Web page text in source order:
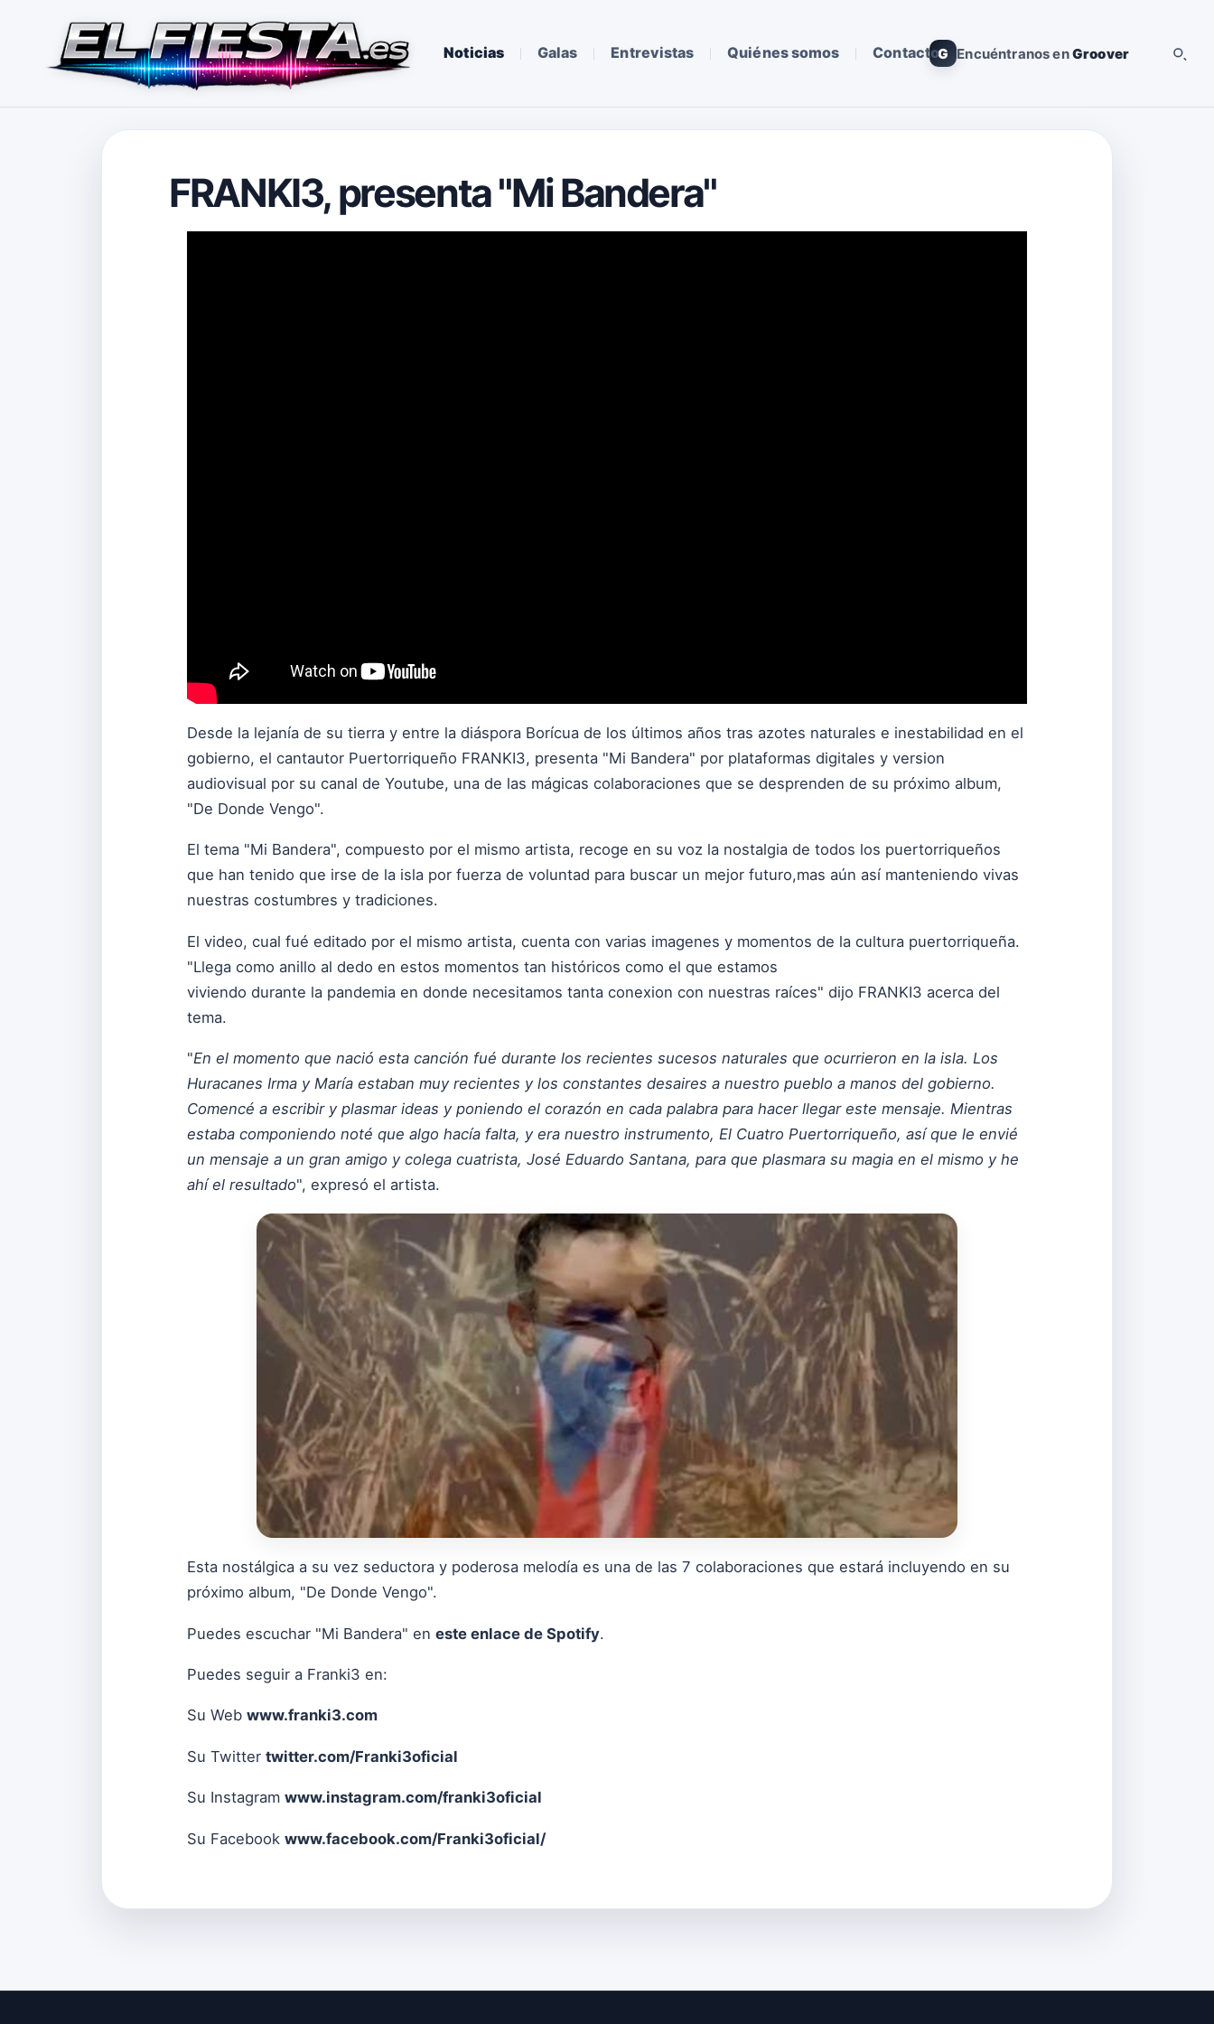
Noticias Galas Entrevistas Quiénes somos ContactoG Encuéntranos enGroover
FRANKI3, presenta "Mi Bandera"
Desde la lejanía de su tierra y entre la diáspora Borícua de los últimos años tras azotes naturales e inestabilidad en el
gobierno, el cantautor Puertorriqueño FRANKI3, presenta "Mi Bandera" por plataformas digitales y version
audiovisual por su canal de Youtube, una de las mágicas colaboraciones que se desprenden de su próximo album,
"De Donde Vengo".
El tema "Mi Bandera", compuesto por el mismo artista, recoge en su voz la nostalgia de todos los puertorriqueños
que han tenido que irse de la isla por fuerza de voluntad para buscar un mejor futuro,mas aún así manteniendo vivas
nuestras costumbres y tradiciones.
El video, cual fué editado por el mismo artista, cuenta con varias imagenes y momentos de la cultura puertorriqueña.
"Llega como anillo al dedo en estos momentos tan históricos como el que estamos
viviendo durante la pandemia en donde necesitamos tanta conexion con nuestras raíces" dijo FRANKI3 acerca del
tema.
"En el momento que nació esta canción fué durante los recientes sucesos naturales que ocurrieron en la isla. Los
Huracanes Irma y María estaban muy recientes y los constantes desaires a nuestro pueblo a manos del gobierno.
Comencé a escribir y plasmar ideas y poniendo el corazón en cada palabra para hacer llegar este mensaje. Mientras
estaba componiendo noté que algo hacía falta, y era nuestro instrumento, El Cuatro Puertorriqueño, así que le envié
un mensaje a un gran amigo y colega cuatrista, José Eduardo Santana, para que plasmara su magia en el mismo y he
ahí el resultado", expresó el artista.
Esta nostálgica a su vez seductora y poderosa melodía es una de las 7 colaboraciones que estará incluyendo en su
próximo album, "De Donde Vengo".
Puedes escuchar "Mi Bandera" en este enlace de Spotify.
Puedes seguir a Franki3 en:
Su Web www.franki3.com
Su Twitter twitter.com/Franki3oficial
Su Instagram www.instagram.com/franki3oficial
Su Facebook www.facebook.com/Franki3oficial/